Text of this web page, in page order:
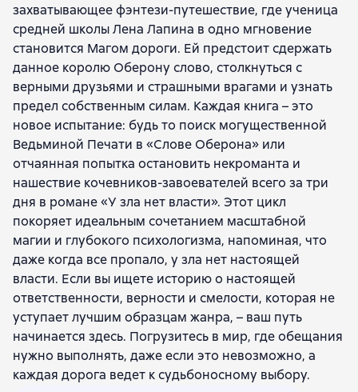
захватывающее фэнтези-путешествие, где ученица
средней школы Лена Лапина в одно мгновение
становится Магом дороги. Ей предстоит сдержать
данное королю Оберону слово, столкнуться с
верными друзьями и страшными врагами и узнать
предел собственным силам. Каждая книга – это
новое испытание: будь то поиск могущественной
Ведьминой Печати в «Слове Оберона» или
отчаянная попытка остановить некроманта и
нашествие кочевников-завоевателей всего за три
дня в романе «У зла нет власти». Этот цикл
покоряет идеальным сочетанием масштабной
магии и глубокого психологизма, напоминая, что
даже когда все пропало, у зла нет настоящей
власти. Если вы ищете историю о настоящей
ответственности, верности и смелости, которая не
уступает лучшим образцам жанра, – ваш путь
начинается здесь. Погрузитесь в мир, где обещания
нужно выполнять, даже если это невозможно, а
каждая дорога ведет к судьбоносному выбору.